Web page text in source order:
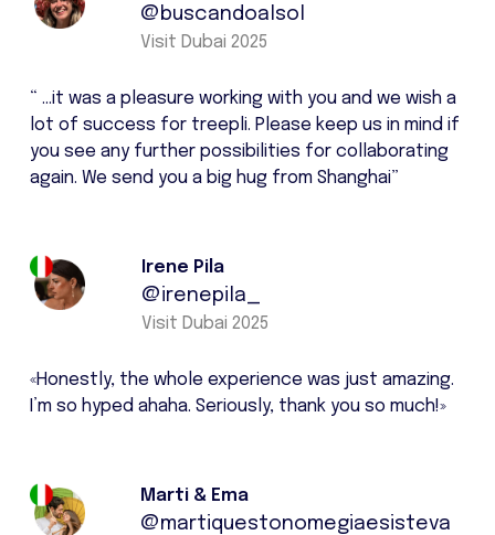
@buscandoalsol
Visit Dubai 2025
“ …it was a pleasure working with you and we wish a
lot of success for treepli. Please keep us in mind if
you see any further possibilities for collaborating
again. We send you a big hug from Shanghai”
Irene Pila
@irenepila_
Visit Dubai 2025
«Honestly, the whole experience was just amazing.
I’m so hyped ahaha. Seriously, thank you so much!»
Marti & Ema
@martiquestonomegiaesisteva